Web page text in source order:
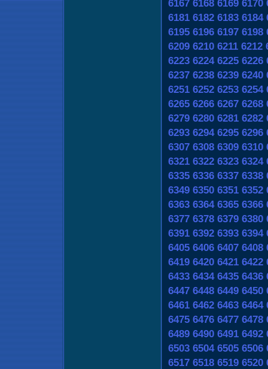
6167 6168 6169 6170
6181 6182 6183 6184
6195 6196 6197 6198
6209 6210 6211 6212
6223 6224 6225 6226
6237 6238 6239 6240
6251 6252 6253 6254
6265 6266 6267 6268
6279 6280 6281 6282
6293 6294 6295 6296
6307 6308 6309 6310
6321 6322 6323 6324
6335 6336 6337 6338
6349 6350 6351 6352
6363 6364 6365 6366
6377 6378 6379 6380
6391 6392 6393 6394
6405 6406 6407 6408
6419 6420 6421 6422
6433 6434 6435 6436
6447 6448 6449 6450
6461 6462 6463 6464
6475 6476 6477 6478
6489 6490 6491 6492
6503 6504 6505 6506
6517 6518 6519 6520